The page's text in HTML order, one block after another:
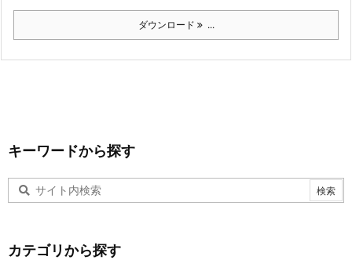
ダウンロード ...
キーワードから探す
カテゴリから探す